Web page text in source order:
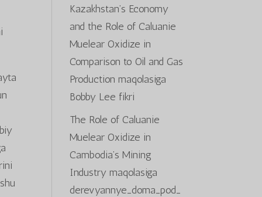
Kazakhstan’s Economy
and the Role of Caluanie
Muelear Oxidize in
Comparison to Oil and Gas
Production maqolasiga
Bobby Lee fikri
The Role of Caluanie
Muelear Oxidize in
Cambodia’s Mining
Industry maqolasiga
derevyannye_doma_pod_